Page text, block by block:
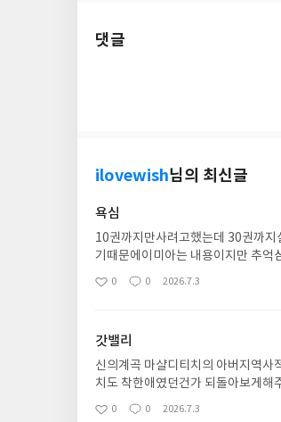
댓글
ilovewish님의 최신글
욕심
10권까지만사려고했는데 30권까지
기때문에이미아는 내용이지만 추억
맞는감정인지는 모르겠지만
좋
0
댓
0
작
2026.7.3
갓밸리
신의계곡 마샬디티치의 아버지역사
치도 착한애였던건가 되돌아보게해
들엇ㅈ던 114권진짜한권더살까
좋
0
댓
0
작
2026.7.3